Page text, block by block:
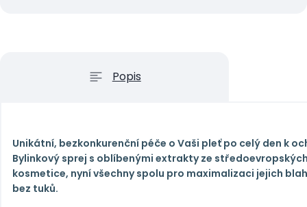
Popis
Unikátní, bezkonkurenční péče o Vaši pleť po celý den k
Bylinkový sprej s oblíbenými extrakty ze
kosmetice, nyní všechny spolu pro maximalizaci jejich
bez tuků.